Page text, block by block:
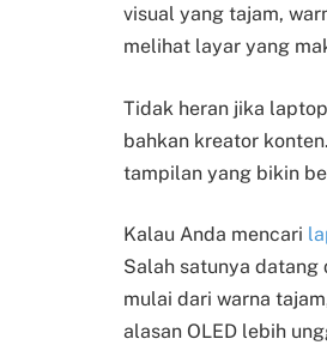
visual yang tajam,
melihat layar yang
Tidak heran jika
bahkan kreator
tampilan yang bikin
Kalau Anda mencari
Salah satunya datang
mulai dari warna
alasan OLED lebih